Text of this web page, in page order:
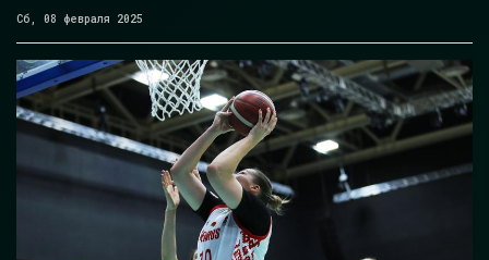
Сб, 08 февраля 2025